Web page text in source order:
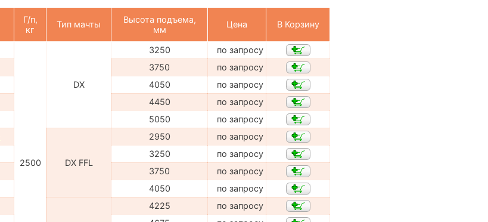
Г/п,
кг
Тип мачты
Высота подъема,
мм
Цена В Корзину
2500
DX
3250
по запросу
3750
по запросу
4050
по запросу
4450
по запросу
5050
по запросу
DX FFL
2950
по запросу
3250
по запросу
3750
по запросу
4050
по запросу
4225
по запросу